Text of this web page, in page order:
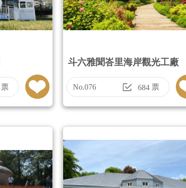
斗六雅聞峇里海岸觀光工廠
No.076 684票